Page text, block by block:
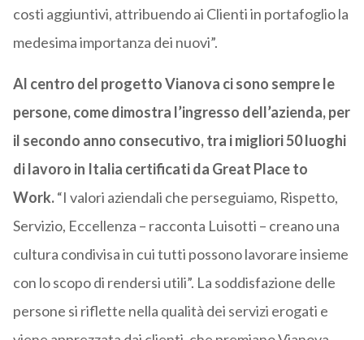
costi aggiuntivi, attribuendo ai Clienti in portafoglio la
medesima importanza dei nuovi”.
Al centro del progetto Vianova ci sono sempre le
persone, come dimostra l’ingresso dell’azienda, per
il secondo anno consecutivo, tra i migliori 50 luoghi
di lavoro in Italia certificati da Great Place to
Work.“I valori aziendali che perseguiamo, Rispetto,
Servizio, Eccellenza – racconta Luisotti – creano una
cultura condivisa in cui tutti possono lavorare insieme
con lo scopo di rendersi utili”. La soddisfazione delle
persone si riflette nella qualità dei servizi erogati e